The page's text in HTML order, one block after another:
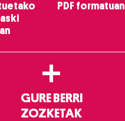
PDF formatuan
+
GURE BERRI
ZOZKETAK